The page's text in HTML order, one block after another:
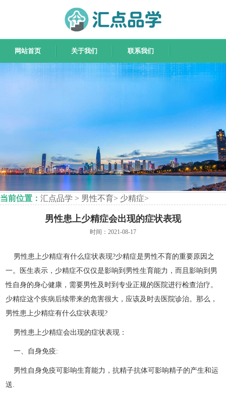
网站首页 关于我们 联系我们
当前位置： 汇点品学 > 男性不育> 少精症>
男性患上少精症会出现的症状表现
时间：2021-08-17
男性患上少精症有什么症状表现?少精症是男性不育的重要原因之
一。医生表示，少精症不仅仅是影响到男性生育能力，而且影响到男
性自身的身心健康，需要男性及时到专业正规的医院进行检查治疗。
少精症这个疾病后续带来的危害很大，应该及时去医院诊治。那么，
男性患上少精症有什么症状表现?
男性患上少精症会出现的症状表现：
一、自身免疫:
男性自身免疫可影响生育能力，抗精子抗体可影响精子的产生和运
送.